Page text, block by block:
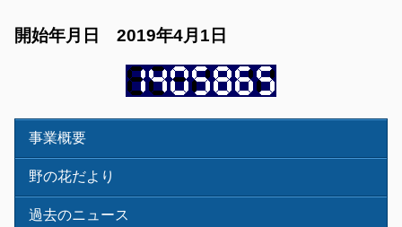
開始年月日 2019年4月1日
事業概要
野の花だより
過去のニュース